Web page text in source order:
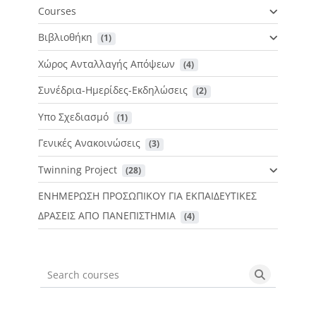
Courses
Βιβλιοθήκη
(1)
Χώρος Ανταλλαγής Απόψεων (4)
Συνέδρια-Ημερίδες-Εκδηλώσεις (2)
Υπο Σχεδιασμό (1)
Γενικές Ανακοινώσεις (3)
Twinning Project (28)
ΕΝΗΜΕΡΩΣΗ ΠΡΟΣΩΠΙΚΟΥ ΓΙΑ ΕΚΠΑΙΔΕΥΤΙΚΕΣ
ΔΡΑΣΕΙΣ ΑΠΟ ΠΑΝΕΠΙΣΤΗΜΙΑ
(4)
Search courses Search